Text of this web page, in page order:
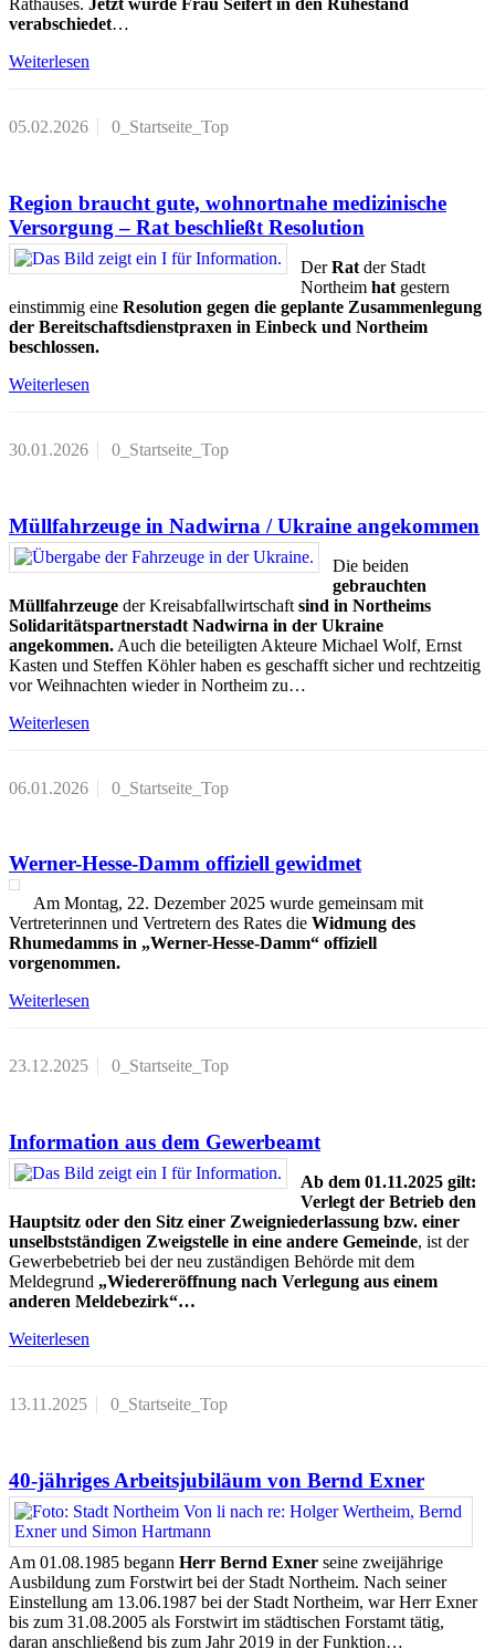
Rathauses. Jetzt wurde Frau Seifert in den Ruhestand
verabschiedet…
Weiterlesen
05.02.2026 0_Startseite_Top
Region braucht gute, wohnortnahe medizinische
Versorgung – Rat beschließt Resolution
DerRat der Stadt
Northeim hat gestern
einstimmig eine Resolution gegen die geplante Zusammenlegung
der Bereitschaftsdienstpraxen in Einbeck und Northeim
beschlossen.
Weiterlesen
30.01.2026 0_Startseite_Top
Müllfahrzeuge in Nadwirna / Ukraine angekommen
Die beiden
gebrauchten
Müllfahrzeuge der Kreisabfallwirtschaft sind in Northeims
Solidaritätspartnerstadt Nadwirna in der Ukraine
angekommen. Auch die beteiligten Akteure Michael Wolf, Ernst
Kasten und Steffen Köhler haben es geschafft sicher und rechtzeitig
vor Weihnachten wieder in Northeim zu…
Weiterlesen
06.01.2026 0_Startseite_Top
Werner-Hesse-Damm offiziell gewidmet
Am Montag, 22. Dezember 2025 wurde gemeinsam mit
Vertreterinnen und Vertretern des Rates die Widmung des
Rhumedamms in „Werner-Hesse-Damm“ offiziell
vorgenommen.
Weiterlesen
23.12.2025 0_Startseite_Top
Information aus dem Gewerbeamt
Ab dem 01.11.2025 gilt:
Verlegt der Betrieb den
Hauptsitz oder den Sitz einer Zweigniederlassung bzw. einer
unselbstständigen Zweigstelle in eine andere Gemeinde, ist der
Gewerbebetrieb bei der neu zuständigen Behörde mit dem
Meldegrund „Wiedereröffnung nach Verlegung aus einem
anderen Meldebezirk“…
Weiterlesen
13.11.2025 0_Startseite_Top
40-jähriges Arbeitsjubiläum von Bernd Exner
Am 01.08.1985 begann Herr Bernd Exner seine zweijährige
Ausbildung zum Forstwirt bei der Stadt Northeim. Nach seiner
Einstellung am 13.06.1987 bei der Stadt Northeim, war Herr Exner
bis zum 31.08.2005 als Forstwirt im städtischen Forstamt tätig,
daran anschließend bis zum Jahr 2019 in der Funktion…